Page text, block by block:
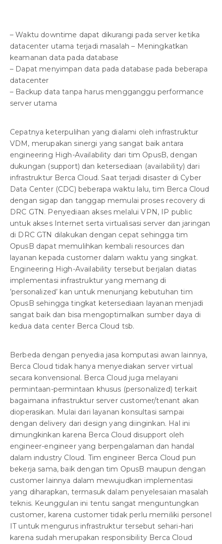
– Waktu downtime dapat dikurangi pada server ketika
datacenter utama terjadi masalah – Meningkatkan
keamanan data pada database
– Dapat menyimpan data pada database pada beberapa
datacenter
– Backup data tanpa harus mengganggu performance
server utama
Cepatnya keterpulihan yang dialami oleh infrastruktur
VDM, merupakan sinergi yang sangat baik antara
engineering High-Availability dari tim OpusB, dengan
dukungan (support) dan ketersediaan (availability) dari
infrastruktur Berca Cloud. Saat terjadi disaster di Cyber
Data Center (CDC) beberapa waktu lalu, tim Berca Cloud
dengan sigap dan tanggap memulai proses recovery di
DRC GTN. Penyediaan akses melalui VPN, IP public
untuk akses Internet serta virtualisasi server dan jaringan
di DRC GTN dilakukan dengan cepat sehingga tim
OpusB dapat memulihkan kembali resources dan
layanan kepada customer dalam waktu yang singkat.
Engineering High-Availability tersebut berjalan diatas
implementasi infrastruktur yang memang di
’personalized’ kan untuk menunjang kebutuhan tim
OpusB sehingga tingkat ketersediaan layanan menjadi
sangat baik dan bisa mengoptimalkan sumber daya di
kedua data center Berca Cloud tsb.
Berbeda dengan penyedia jasa komputasi awan lainnya,
Berca Cloud tidak hanya menyediakan server virtual
secara konvensional. Berca Cloud juga melayani
permintaan-permintaan khusus (personalized) terkait
bagaimana infrastruktur server customer/tenant akan
dioperasikan. Mulai dari layanan konsultasi sampai
dengan delivery dari design yang diinginkan. Hal ini
dimungkinkan karena Berca Cloud disupport oleh
engineer-engineer yang berpengalaman dan handal
dalam industry Cloud. Tim engineer Berca Cloud pun
bekerja sama, baik dengan tim OpusB maupun dengan
customer lainnya dalam mewujudkan implementasi
yang diharapkan, termasuk dalam penyelesaian masalah
teknis. Keunggulan ini tentu sangat menguntungkan
customer, karena customer tidak perlu memiliki personel
IT untuk mengurus infrastruktur tersebut sehari-hari
karena sudah merupakan responsibility Berca Cloud